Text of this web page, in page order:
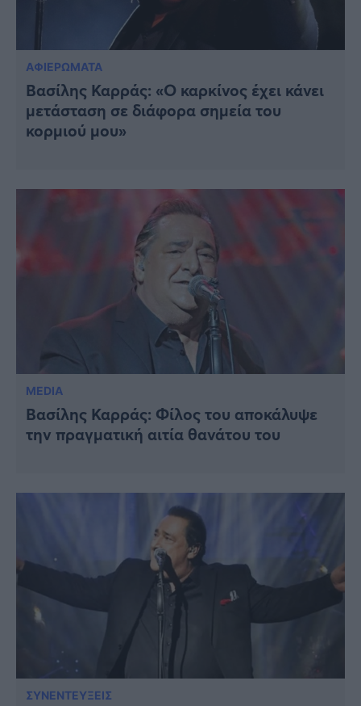
ΑΦΙΕΡΩΜΑΤΑ
Βασίλης Καρράς: «Ο καρκίνος έχει κάνει
μετάσταση σε διάφορα σημεία του
κορμιού μου»
MEDIA
Βασίλης Καρράς: Φίλος του αποκάλυψε
την πραγματική αιτία θανάτου του
ΣΥΝΕΝΤΕΥΞΕΙΣ